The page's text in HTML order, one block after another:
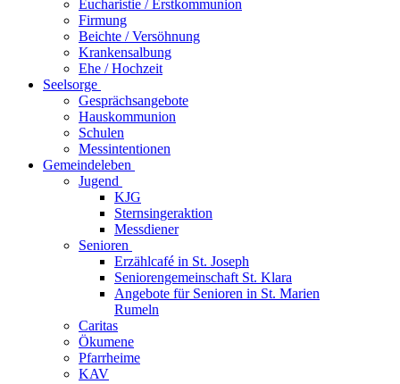
Eucharistie / Erstkommunion
Firmung
Beichte / Versöhnung
Krankensalbung
Ehe / Hochzeit
Seelsorge
Gesprächsangebote
Hauskommunion
Schulen
Messintentionen
Gemeindeleben
Jugend
KJG
Sternsingeraktion
Messdiener
Senioren
Erzählcafé in St. Joseph
Seniorengemeinschaft St. Klara
Angebote für Senioren in St. Marien
Rumeln
Caritas
Ökumene
Pfarrheime
KAV